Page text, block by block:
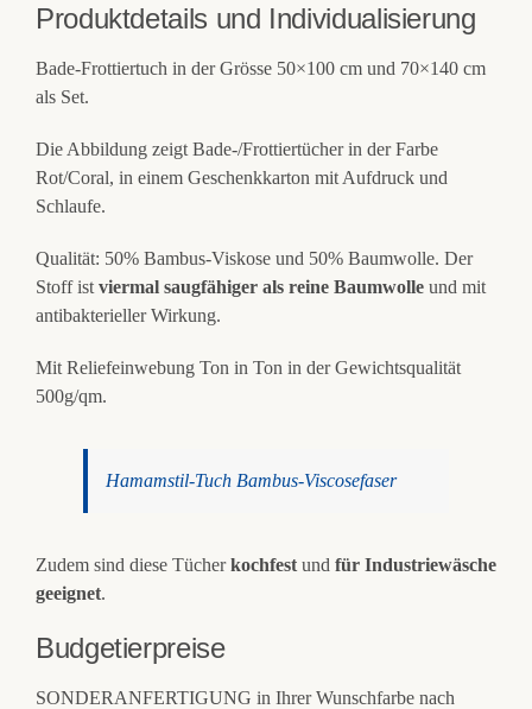
Produktdetails und Individualisierung
Bade-Frottiertuch in der Grösse 50×100 cm und 70×140 cm
als Set.
Die Abbildung zeigt Bade-/Frottiertücher in der Farbe
Rot/Coral, in einem Geschenkkarton mit Aufdruck und
Schlaufe.
Qualität: 50% Bambus-Viskose und 50% Baumwolle. Der
Stoff ist viermal saugfähiger als reine Baumwolleund mit
antibakterieller Wirkung.
Mit Reliefeinwebung Ton in Ton in der Gewichtsqualität
500g/qm.
Hamamstil-Tuch Bambus-Viscosefaser
Zudem sind diese Tücherkochfestund für Industriewäsche
geeignet.
Budgetierpreise
SONDERANFERTIGUNG in Ihrer Wunschfarbe nach